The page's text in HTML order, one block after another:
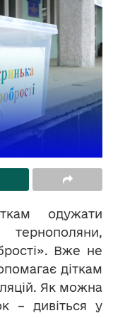
одужати
Вже не
діткам
Як можна
– дивіться у